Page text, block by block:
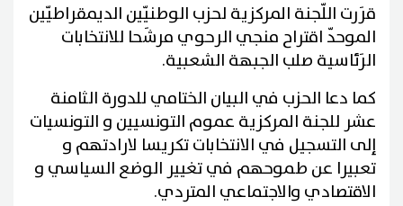
قرَرت اللّجنة المركزية لحزب الوطنيّين الديمقراطيّين
الموحدّ اقتراح منجي الرحوي مرشَحا للانتخابات
الرَئاسية صلب الجبهة الشعبية.
كما دعا الحزب في البيان الختامي للدورة الثامنة
عشر للجنة المركزية عموم التونسيين و التونسيات
إلى التسجيل في الانتخابات تكريسا لارادتهم و
تعبيرا عن طموحهم في تغيير الوضع السياسي و
الاقتصادي والاجتماعي المتردي.